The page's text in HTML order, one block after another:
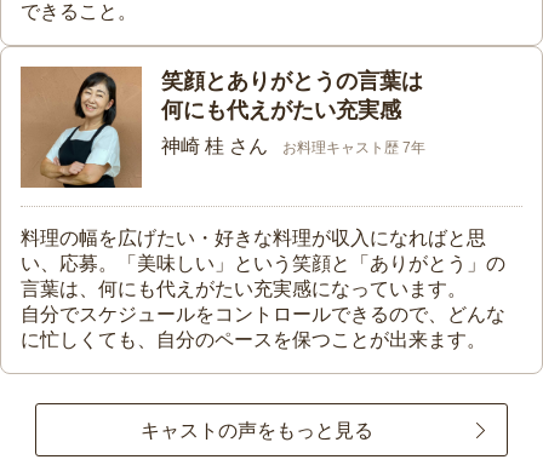
できること。
笑顔とありがとうの言葉は
何にも代えがたい充実感
神崎 桂 さん お料理キャスト歴 7年
料理の幅を広げたい・好きな料理が収入になればと思
い、応募。「美味しい」という笑顔と「ありがとう」の
言葉は、何にも代えがたい充実感になっています。
自分でスケジュールをコントロールできるので、どんな
に忙しくても、自分のペースを保つことが出来ます。
キャストの声をもっと見る